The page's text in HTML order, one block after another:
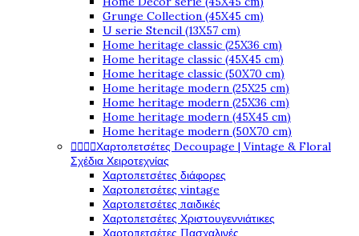
Grunge Collection (45X45 cm)
U serie Stencil (13X57 cm)
Home heritage classic (25X36 cm)
Home heritage classic (45X45 cm)
Home heritage classic (50X70 cm)
Home heritage modern (25X25 cm)
Home heritage modern (25X36 cm)
Home heritage modern (45X45 cm)
Home heritage modern (50X70 cm)
Χαρτοπετσέτες Decoupage | Vintage & Floral
Σχέδια Χειροτεχνίας
Χαρτοπετσέτες διάφορες
Χαρτοπετσέτες vintage
Χαρτοπετσέτες παιδικές
Χαρτοπετσέτες Χριστουγεννιάτικες
Χαρτοπετσέτες Πασχαλινές